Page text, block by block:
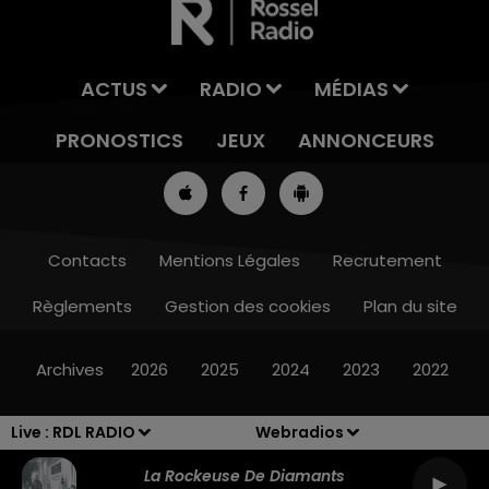
Live : RDL RADIO
Webradios
La Rockeuse De Diamants
7h00 - 10h00
ACTUS RADIO
MÉDIAS
PRONOSTICS
JEUX ANNONCEURS
Contacts Mentions Légales
Recrutement
Règlements
Gestion des cookies Plan du site
Archives 2026 2025 2024 2023 2022